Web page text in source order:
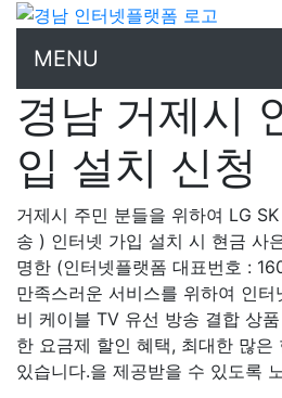
MENU
경남 거제시
입 설치 신청
거제시 주민 분들을 위하여 LG
송 ) 인터넷 가입 설치 시 현금 사
명한 (인터넷플랫폼 대표번호 :
만족스러운 서비스를 위하여 인
비 케이블 TV 유선 방송 결합 상
한 요금제 할인 혜택, 최대한 많은
있습니다.을 제공받을 수 있도록